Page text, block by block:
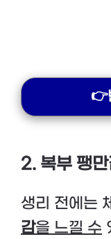
👉
2. 복부 팽
생리 전에는
감을 느낄 수